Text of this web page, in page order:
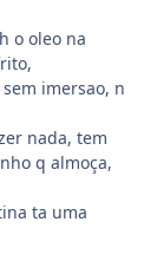
o oleo na
imersao, n
nada, tem
q almoça,
ta uma